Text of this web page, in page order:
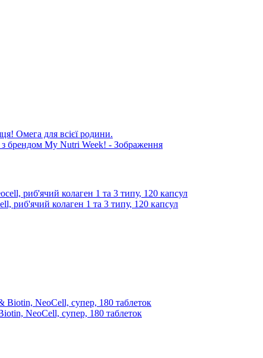
Омега для всієї родини.
риб'ячий колаген 1 та 3 типу, 120 капсул
NeoCell, супер, 180 таблеток